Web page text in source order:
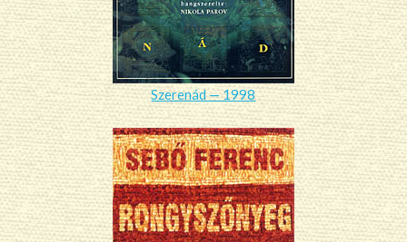
Szerenád — 1998